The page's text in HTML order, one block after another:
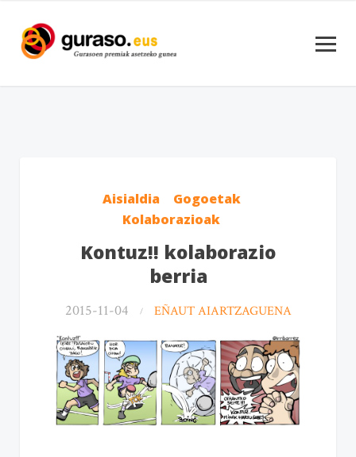
Aisialdia
Gogoetak
Kolaborazioak
Kontuz!! kolaborazio
berria
2015-11-04 EÑAUT AIARTZAGUENA